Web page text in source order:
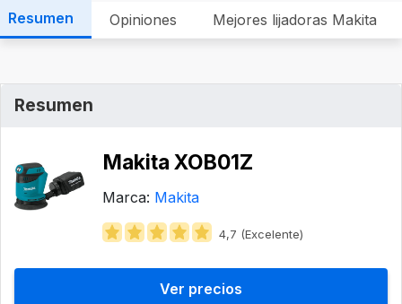
Resumen Opiniones Mejores lijadoras Makita
Resumen
Makita XOB01Z
Marca: Makita
4,7 (Excelente)
Ver precios